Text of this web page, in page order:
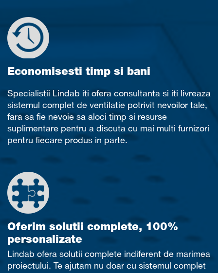
Economisesti timp si bani
Specialistii Lindab iti ofera consultanta si iti livreaza
sistemul complet de ventilatie potrivit nevoilor tale,
fara sa fie nevoie sa aloci timp si resurse
suplimentare pentru a discuta cu mai multi furnizori
pentru fiecare produs in parte.
Oferim solutii complete, 100%
personalizate
Lindab ofera solutii complete indiferent de marimea
proiectului. Te ajutam nu doar cu sistemul complet